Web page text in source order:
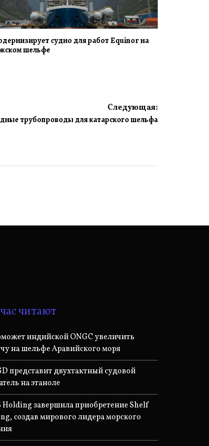
судно для работ Equinor на
шельфе
Следующая:
трубопроводы для катарского шельфа
читают
индийской ONGC увеличить
на шельфе Аравийского моря
представит двухтактный судовой
на этаноле
Holding завершила приобретение Shelf
создав мирового лидера морского